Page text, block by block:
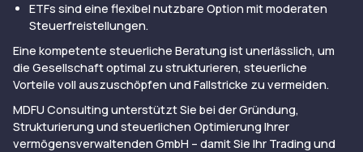
ETFs sind eine flexibel nutzbare Option mit moderaten
Steuerfreistellungen.
Eine kompetente steuerliche Beratung ist unerlässlich, um
die Gesellschaft optimal zu strukturieren, steuerliche
Vorteile voll auszuschöpfen und Fallstricke zu vermeiden.
MDFU Consulting unterstützt Sie bei der Gründung,
Strukturierung und steuerlichen Optimierung Ihrer
vermögensverwaltenden GmbH – damit Sie Ihr Trading und